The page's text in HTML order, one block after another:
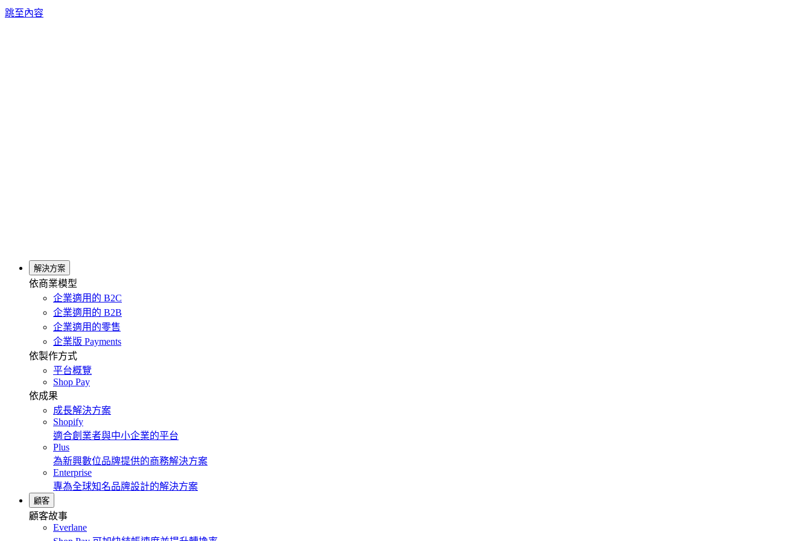
跳至內容
解決方案
依商業模型
企業適用的 B2C
企業適用的 B2B
企業適用的零售
企業版 Payments
依製作方式
平台概覽
Shop Pay
依成果
成長解決方案
Shopify
適合創業者與中小企業的平台
Plus
為新興數位品牌提供的商務解決方案
Enterprise
專為全球知名品牌設計的解決方案
顧客
顧客故事
Everlane